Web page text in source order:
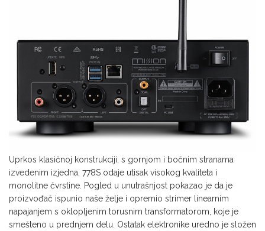
Uprkos klasičnoj konstrukciji, s gornjom i bočnim stranama
izvedenim izjedna, 778S odaje utisak visokog kvaliteta i
monolitne čvrstine. Pogled u unutrašnjost pokazao je da je
proizvođač ispunio naše želje i opremio strimer linearnim
napajanjem s oklopljenim torusnim transformatorom, koje je
smešteno u prednjem delu. Ostatak elektronike uredno je složen